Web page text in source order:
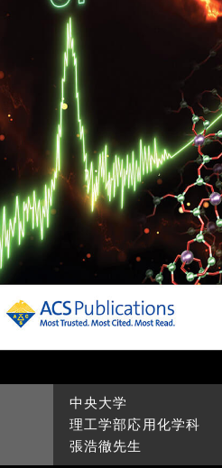
中央大学
理工学部応用化学科
張浩徹先生